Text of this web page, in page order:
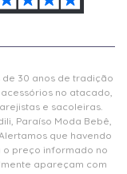
30 anos de tradição
no atacado,
e sacoleiras.
Paraíso Moda Bebê,
que havendo
preço informado no
apareçam com